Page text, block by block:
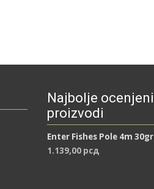
Najbolje ocenjeni
proizvodi
Enter Fishes Pole 4m 30gr
1.139,00 рсд